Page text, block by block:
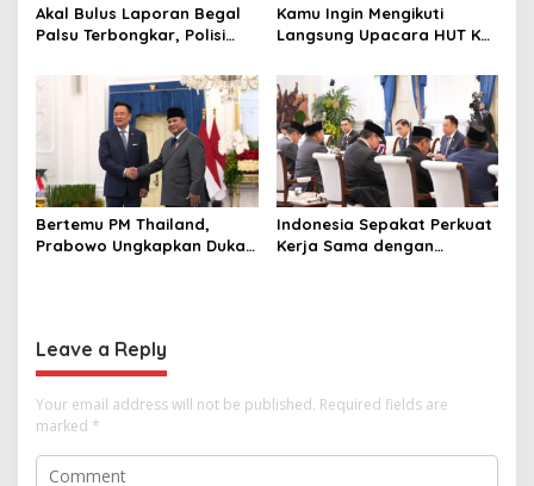
Akal Bulus Laporan Begal
Palsu Terbongkar, Polisi
Perusahaan untuk Crypto
Kamu Ingin Mengikuti
Langsung Upacara HUT Ke-
Istana? Ini Link
Pendaftaran Resminya di
Sini
Bertemu PM Thailand,
Prabowo Ungkapkan Duka
Indonesia Sepakat Perkuat
Kerja Sama dengan
Leave a Reply
Your email address will not be published. Required fields are
marked *